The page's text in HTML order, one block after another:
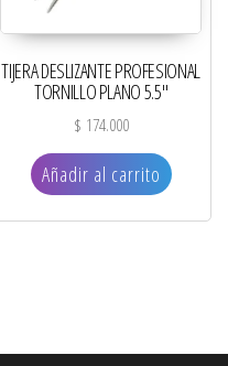
TIJERA DESLIZANTE PROFESIONAL
TORNILLO PLANO 5.5″
$ 174.000
Añadir al carrito